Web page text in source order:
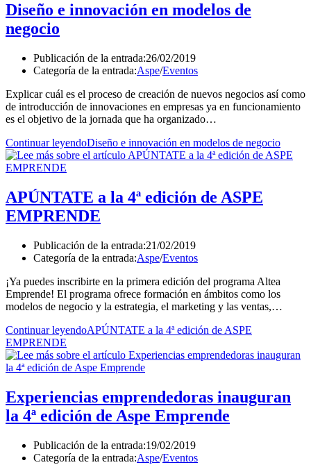
Diseño e innovación en modelos de
negocio
Publicación de la entrada:26/02/2019
Categoría de la entrada:Aspe/Eventos
Explicar cuál es el proceso de creación de nuevos negocios así como
de introducción de innovaciones en empresas ya en funcionamiento
es el objetivo de la jornada que ha organizado…
Continuar leyendoDiseño e innovación en modelos de negocio
APÚNTATE a la 4ª edición de ASPE
EMPRENDE
Publicación de la entrada:21/02/2019
Categoría de la entrada:Aspe/Eventos
¡Ya puedes inscribirte en la primera edición del programa Altea
Emprende! El programa ofrece formación en ámbitos como los
modelos de negocio y la estrategia, el marketing y las ventas,…
Continuar leyendoAPÚNTATE a la 4ª edición de ASPE
EMPRENDE
Experiencias emprendedoras inauguran
la 4ª edición de Aspe Emprende
Publicación de la entrada:19/02/2019
Categoría de la entrada:Aspe/Eventos